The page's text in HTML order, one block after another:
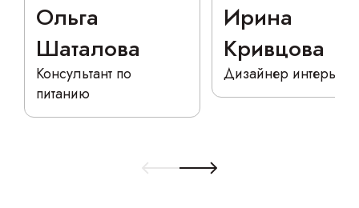
Ольга
Шаталова
Консультант по
питанию
Ирина
Кривцова
Дизайнер интерьера